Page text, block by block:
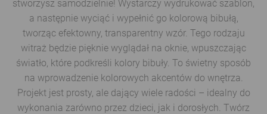
stworzysz samodzielnie! Wystarczy wydrukować szablon,
a następnie wyciąć i wypełnić go kolorową bibułą,
tworząc efektowny, transparentny wzór. Tego rodzaju
witraż będzie pięknie wyglądał na oknie, wpuszczając
światło, które podkreśli kolory bibuły. To świetny sposób
na wprowadzenie kolorowych akcentów do wnętrza.
Projekt jest prosty, ale dający wiele radości – idealny do
wykonania zarówno przez dzieci, jak i dorosłych. Twórz